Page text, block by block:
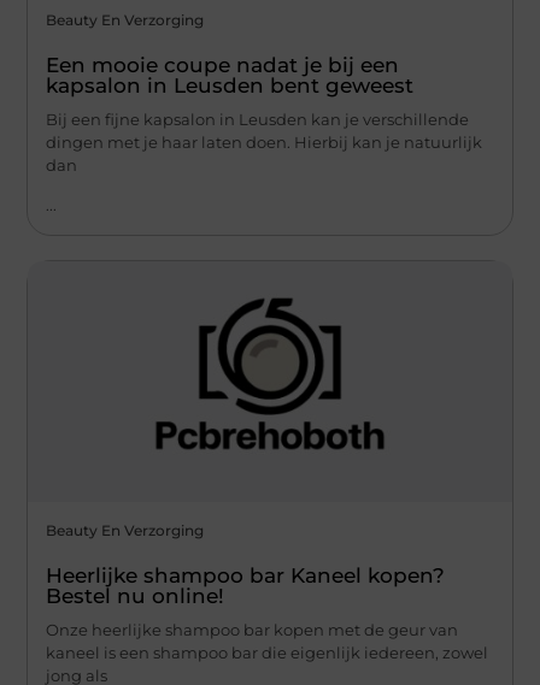
Beauty En Verzorging
Een mooie coupe nadat je bij een
kapsalon in Leusden bent geweest
Bij een fijne kapsalon in Leusden kan je verschillende
dingen met je haar laten doen. Hierbij kan je natuurlijk
dan
...
Beauty En Verzorging
Heerlijke shampoo bar Kaneel kopen?
Bestel nu online!
Onze heerlijke shampoo bar kopen met de geur van
kaneel is een shampoo bar die eigenlijk iedereen, zowel
jong als